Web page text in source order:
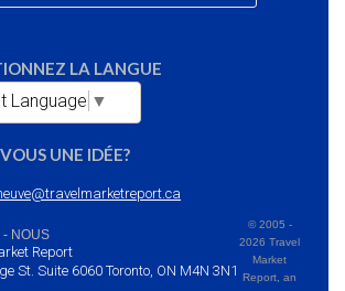
LA LANGUE
Language ▼
UNE IDÉE?
- NOUS
Report
St. Suite 6060 Toronto, ON M4N 3N1
© 2005 -
2026 Travel
Market
Report, an